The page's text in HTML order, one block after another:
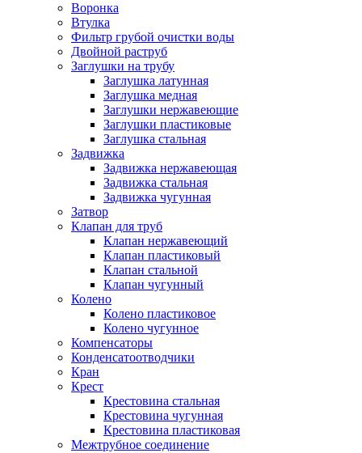
Воронка
Втулка
Фильтр грубой очистки воды
Двойной раструб
Заглушки на трубу
Заглушка латунная
Заглушка медная
Заглушки нержавеющие
Заглушки пластиковые
Заглушка стальная
Задвижка
Задвижка нержавеющая
Задвижка стальная
Задвижка чугунная
Затвор
Клапан для труб
Клапан нержавеющий
Клапан пластиковый
Клапан стальной
Клапан чугунный
Колено
Колено пластиковое
Колено чугунное
Компенсаторы
Конденсатоотводчики
Кран
Крест
Крестовина стальная
Крестовина чугунная
Крестовина пластиковая
Межтрубное соединение